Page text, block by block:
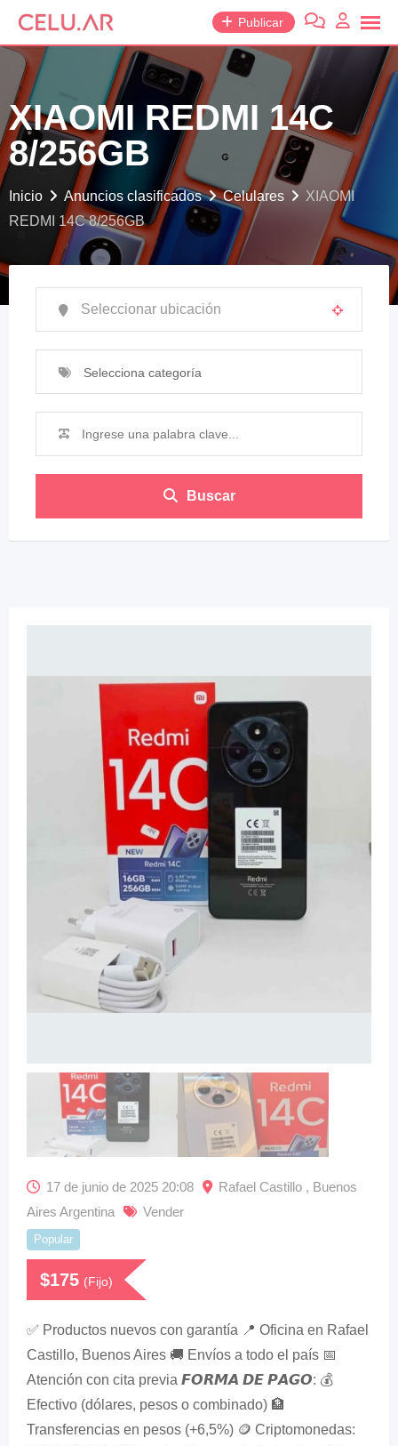
saltar
contenido
Publicar
XIAOMI REDMI 14C
8/256GB
Inicio Anuncios clasificados Celulares
XIAOMI
REDMI 14C 8/256GB
Selecciona categoría
Buscar
17 de junio de 2025 20:08
Rafael Castillo , Buenos
Aires Argentina
Vender
Popular
$175 (Fijo)
✅ Productos nuevos con garantía 📍 Oficina en Rafael
Castillo, Buenos Aires 🚚 Envíos a todo el país 📅
Atención con cita previa 𝙁𝙊𝙍𝙈𝘼 𝘿𝙀 𝙋𝘼𝙂𝙊: 💰
Efectivo (dólares, pesos o combinado) 🏦
Transferencias en pesos (+6,5%) 🪙 Criptomonedas: